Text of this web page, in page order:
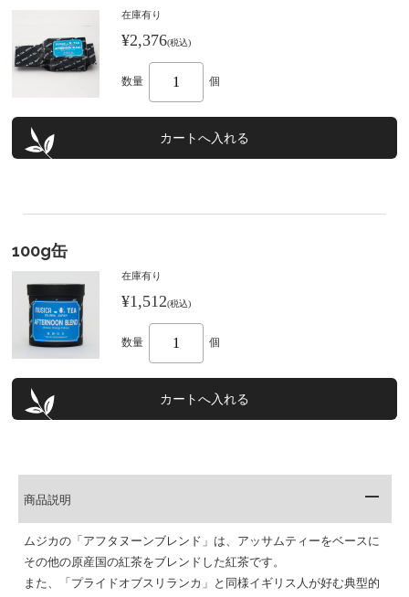
在庫有り
¥2,376(税込)
数量 個
100g缶
在庫有り
¥1,512(税込)
数量 個
商品説明
ムジカの「アフタヌーンブレンド」は、アッサムティーをベースに
その他の原産国の紅茶をブレンドした紅茶です。
また、「プライドオブスリランカ」と同様イギリス人が好む典型的